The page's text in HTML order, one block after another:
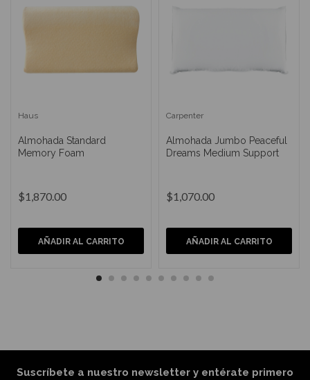
Haus
Almohada Standard
Memory Foam
$1,870.00
AÑADIR AL CARRITO
Carpenter
Almohada Jumbo Peaceful
Dreams Medium Support
$1,070.00
AÑADIR AL CARRITO
Suscríbete a nuestro newsletter y entérate primero